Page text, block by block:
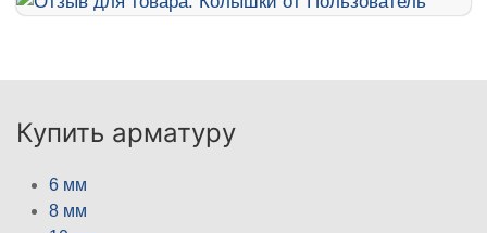
Купить арматуру
6 мм
8 мм